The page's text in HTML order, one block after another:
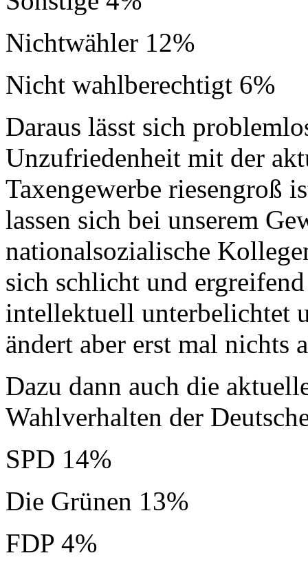
Nichtwähler 12%
Nicht wahlberechtigt 6%
Daraus lässt sich
Unzufriedenheit mit der
Taxengewerbe riesengroß
lassen sich bei unserem
nationalsozialische
sich schlicht und
intellektuell unterbelichtet
ändert aber erst mal nichts
Dazu dann auch die
Wahlverhalten der
SPD 14%
Die Grünen 13%
FDP 4%